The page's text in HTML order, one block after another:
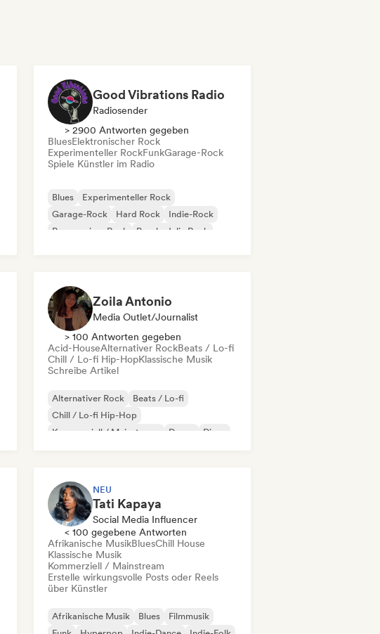
Good Vibrations Radio
Radiosender
> 2900 Antworten gegeben
BluesElektronischer Rock
Experimenteller RockFunkGarage-Rock
Spiele Künstler im Radio
Blues
Experimenteller Rock
Garage-Rock
Hard Rock
Indie-Rock
Progressiver Rock
Psychedelic Rock
Zoila Antonio
Media Outlet/Journalist
> 100 Antworten gegeben
Acid-HouseAlternativer RockBeats / Lo-fi
Chill / Lo-fi Hip-HopKlassische Musik
Schreibe Artikel
Alternativer Rock
Beats / Lo-fi
Chill / Lo-fi Hip-Hop
Kommerziell / Mainstream
Dance
Disco
NEU
Tati Kapaya
Social Media Influencer
< 100 gegebene Antworten
Afrikanische MusikBluesChill House
Klassische Musik
Kommerziell / Mainstream
Erstelle wirkungsvolle Posts oder Reels
über Künstler
Afrikanische Musik Blues
Filmmusik